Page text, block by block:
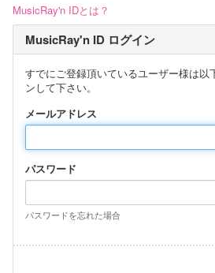
MusicRay'n IDとは？
MusicRay'n ID ログイン
すでにご登録頂いているユーザー様は以
ンして下さい。
メールアドレス
パスワード
パスワードを忘れた場合